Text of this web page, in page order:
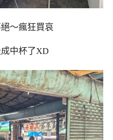
～瘋狂買哀
中杯了XD